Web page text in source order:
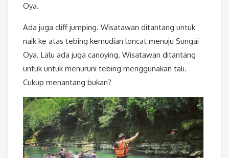
Oya.
Ada juga cliff jumping. Wisatawan ditantang untuk
naik ke atas tebing kemudian loncat menuju Sungai
Oya. Lalu ada juga canoying. Wisatawan ditantang
untuk untuk menuruni tebing menggunakan tali.
Cukup menantang bukan?